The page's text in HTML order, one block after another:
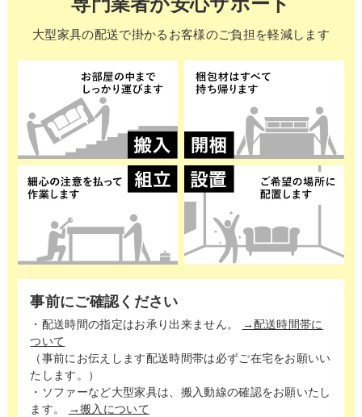
大型家具の配送で掛かる お客様のご負担を軽減します
事前にご確認ください
・配送時間の指定はお承り出来ません。
→配送時間帯に
ついて
（事前にお伝えします配送時間帯は必ずご在宅をお願いい
たします。）
・ソファーなど大型家具は、搬入動線の確認をお願いたし
ます。
→搬入について